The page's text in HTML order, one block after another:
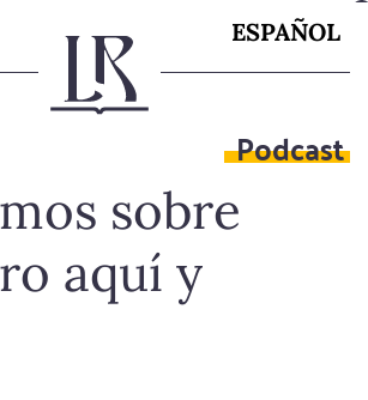
ESPAÑOL
Podcast
sobre
aquí y